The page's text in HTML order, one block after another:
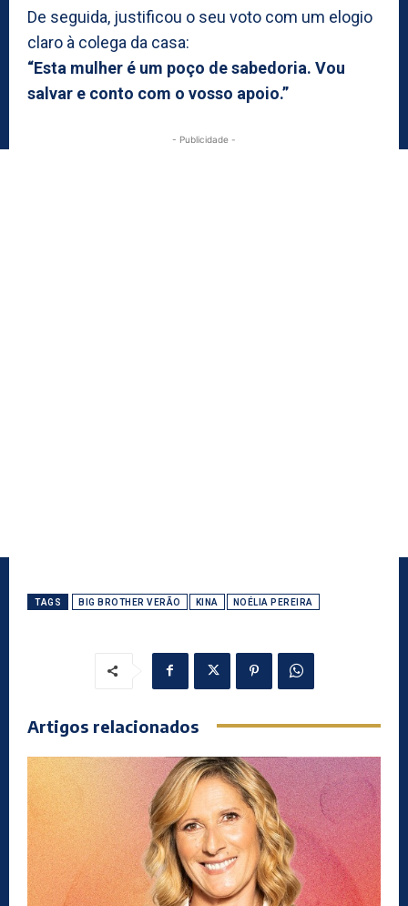
De seguida, justificou o seu voto com um elogio
claro à colega da casa:
“Esta mulher é um poço de sabedoria. Vou
salvar e conto com o vosso apoio.”
- Publicidade -
TAGS BIG BROTHER VERÃO KINA NOÉLIA PEREIRA
Artigos relacionados